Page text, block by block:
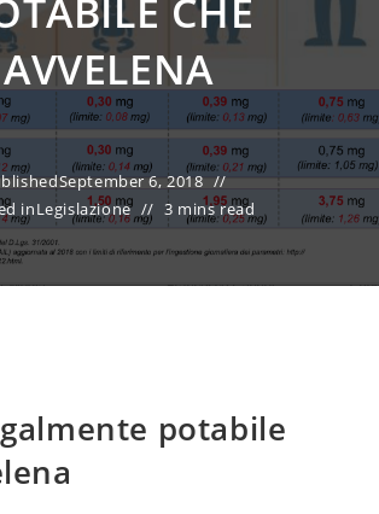
CHE
AVVELENA
September 6, 2018
inLegislazione 3 mins read
potabile